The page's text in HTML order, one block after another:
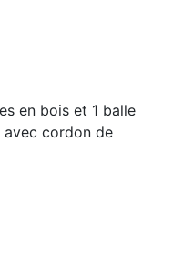
en bois et 1 balle
avec cordon de